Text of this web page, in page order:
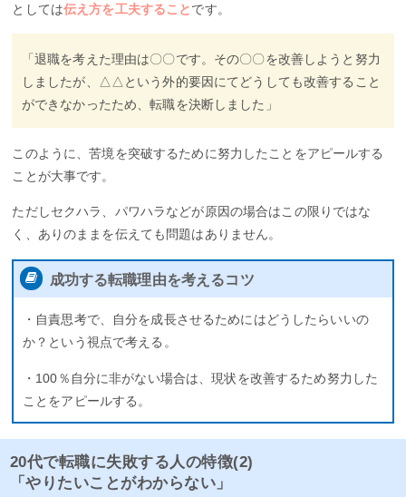
としては伝え方を工夫することです。
「退職を考えた理由は〇〇です。その〇〇を改善しようと努力
しましたが、△△という外的要因にてどうしても改善すること
ができなかったため、転職を決断しました」
このように、苦境を突破するために努力したことをアピールする
ことが大事です。
ただしセクハラ、パワハラなどが原因の場合はこの限りではな
く、ありのままを伝えても問題はありません。
成功する転職理由を考えるコツ
・自責思考で、自分を成長させるためにはどうしたらいいの
か？という視点で考える。
・100％自分に非がない場合は、現状を改善するため努力した
ことをアピールする。
20代で転職に失敗する人の特徴(2)
「やりたいことがわからない」